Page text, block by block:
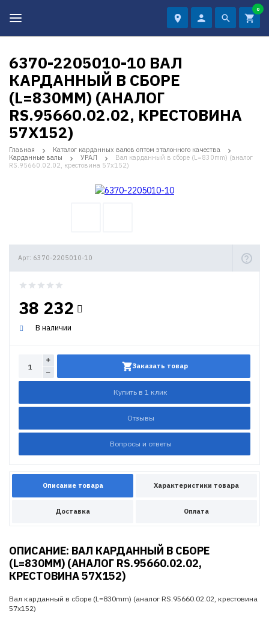
0
6370-2205010-10 ВАЛ
КАРДАННЫЙ В СБОРЕ
(L=830MM) (АНАЛОГ
RS.95660.02.02, КРЕСТОВИНА
57Х152)
Главная
Каталог карданных валов оптом эталонного качества
Карданные валы
УРАЛ
Вал карданный в сборе (L=830mm) (аналог
RS.95660.02.02, крестовина 57х152)
Арт: 6370-2205010-10
38 232
В наличии
Заказать товар
Купить в 1 клик
Отзывы
Вопросы и ответы
Описание товара Характеристики товара
Доставка Оплата
ОПИСАНИЕ: ВАЛ КАРДАННЫЙ В СБОРЕ
(L=830MM) (АНАЛОГ RS.95660.02.02,
КРЕСТОВИНА 57Х152)
Вал карданный в сборе (L=830mm) (аналог RS.95660.02.02, крестовина
57х152)